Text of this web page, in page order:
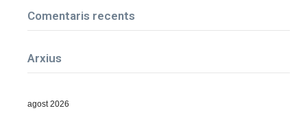
Comentaris recents
Arxius
agost 2026